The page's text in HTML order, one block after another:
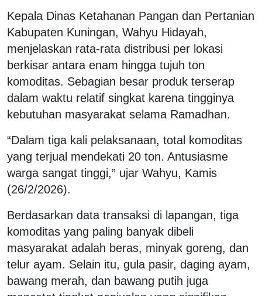
Kepala Dinas Ketahanan Pangan dan Pertanian
Kabupaten Kuningan, Wahyu Hidayah,
menjelaskan rata-rata distribusi per lokasi
berkisar antara enam hingga tujuh ton
komoditas. Sebagian besar produk terserap
dalam waktu relatif singkat karena tingginya
kebutuhan masyarakat selama Ramadhan.
“Dalam tiga kali pelaksanaan, total komoditas
yang terjual mendekati 20 ton. Antusiasme
warga sangat tinggi,” ujar Wahyu, Kamis
(26/2/2026).
Berdasarkan data transaksi di lapangan, tiga
komoditas yang paling banyak dibeli
masyarakat adalah beras, minyak goreng, dan
telur ayam. Selain itu, gula pasir, daging ayam,
bawang merah, dan bawang putih juga